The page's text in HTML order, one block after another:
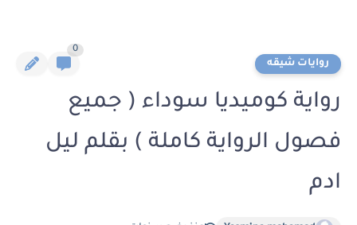
روايات شيقه
0
رواية كوميديا سوداء ( جميع
فصول الرواية كاملة ) بقلم ليل
ادم